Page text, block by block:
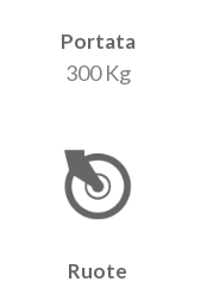
Portata
300 Kg
Ruote